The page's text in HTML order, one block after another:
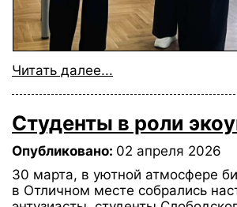
Читать далее...
Студенты в роли
Опубликовано: 02 апреля 2026
30 марта, в уютной атмосфере
в Отличном месте собрались